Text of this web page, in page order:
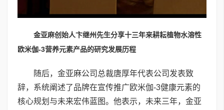
金亚麻创始人卞继州先生分享十三年来耕耘植物水溶性
欧米伽-3营养元素产品的研究发展历程
随后，金亚麻公司总裁唐厚年代表公司发表致
辞，系统阐述了品牌在宣传推广欧米伽-3健康元素的
核心规划与未来宏伟蓝图。他表示，未来三年，金亚